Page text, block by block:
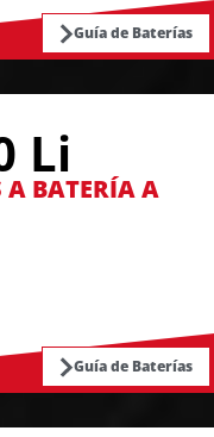
Guía de Baterías
Li
BATERÍA A
Guía de Baterías